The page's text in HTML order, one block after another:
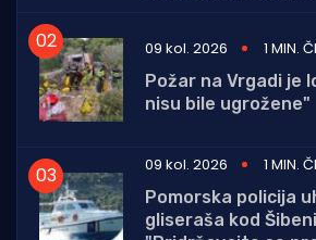
09 kol. 2026
1 MIN.
Požar na Vrgadi je
nisu bile ugrožene"
09 kol. 2026
1 MIN.
Pomorska policija
gliseraša kod